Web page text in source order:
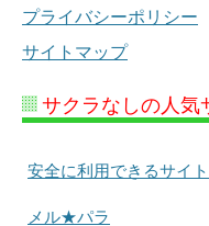
プライバシーポリシー
サイトマップ
サクラなしの人気
安全に利用できるサイ
メル★パラ